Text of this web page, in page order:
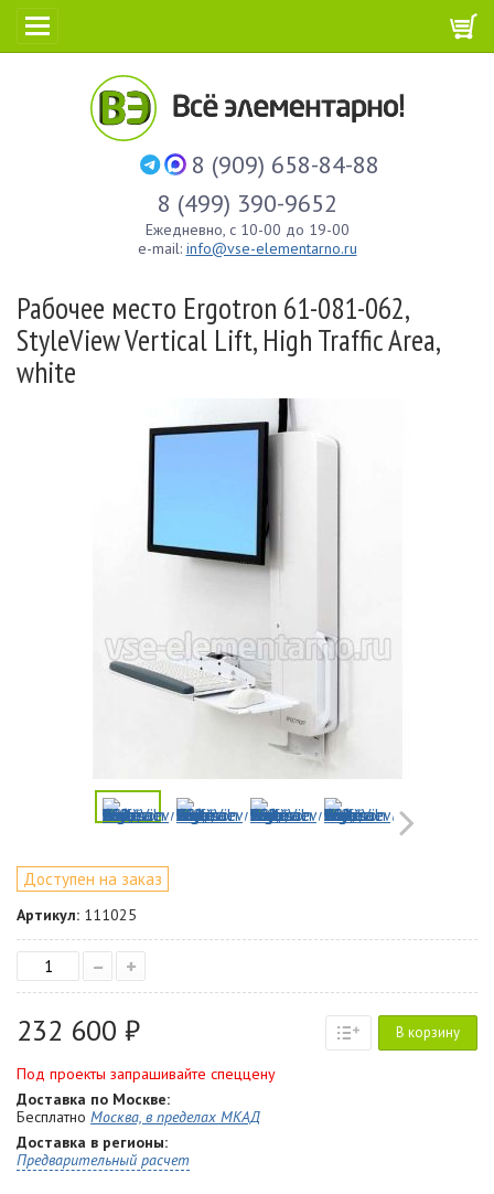
8 (909) 658-84-88
8 (499) 390-9652
Ежедневно, с 10-00 до 19-00
e-mail: info@vse-elementarno.ru
Рабочее место Ergotron 61-081-062,
StyleView Vertical Lift, High Traffic Area,
white
Доступен на заказ
Артикул: 111025
– +
232 600 ₽ В корзину
Под проекты запрашивайте спеццену
Доставка по Москве:
Бесплатно Москва, в пределах МКАД
Доставка в регионы:
Предварительный расчет